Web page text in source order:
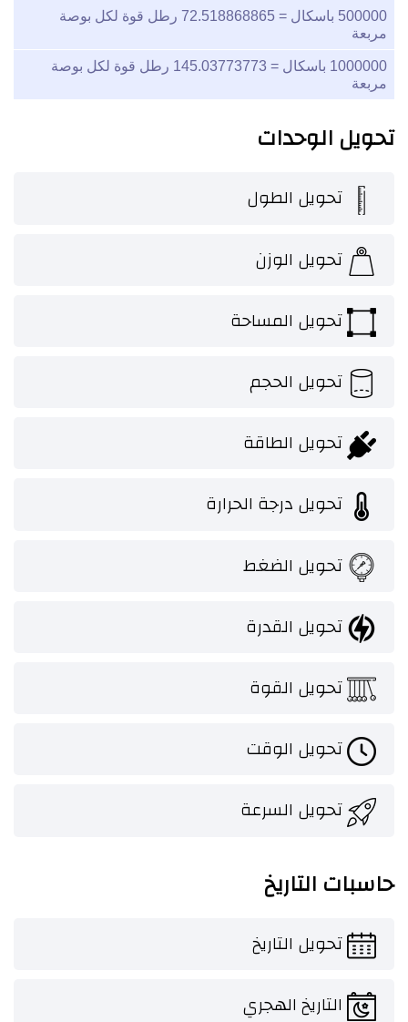
500000 باسكال = 72.518868865 رطل قوة لكل بوصة
مربعة
1000000 باسكال = 145.03773773 رطل قوة لكل بوصة
مربعة
تحويل الوحدات
تحويل الطول
تحويل الوزن
تحويل المساحة
تحويل الحجم
تحويل الطاقة
تحويل درجة الحرارة
تحويل الضغط
تحويل القدرة
تحويل القوة
تحويل الوقت
تحويل السرعة
حاسبات التاريخ
تحويل التاريخ
التاريخ الهجري